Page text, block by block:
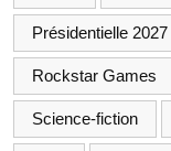
Présidentielle 2027
Rockstar Games
Science-fiction